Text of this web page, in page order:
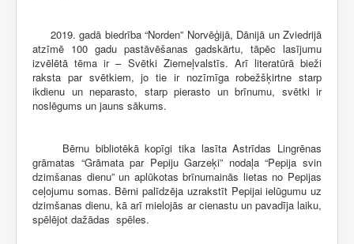
2019. gadā biedrība “Norden” Norvēģijā, Dānijā un Zviedrijā
atzīmē 100 gadu pastāvēšanas gadskārtu, tāpēc lasījumu
izvēlētā tēma ir – Svētki Ziemeļvalstīs. Arī literatūrā bieži
raksta par svētkiem, jo tie ir nozīmīga robežšķirtne starp
ikdienu un neparasto, starp pierasto un brīnumu, svētki ir
noslēgums un jauns sākums.
Bērnu bibliotēkā kopīgi tika lasīta Astrīdas Lingrēnas
grāmatas “Grāmata par Pepiju Garzeķi” nodaļa “Pepija svin
dzimšanas dienu” un aplūkotas brīnumainās lietas no Pepijas
ceļojumu somas. Bērni palīdzēja uzrakstīt Pepijai ielūgumu uz
dzimšanas dienu, kā arī mielojās ar cienastu un pavadīja laiku,
spēlējot dažādas spēles.